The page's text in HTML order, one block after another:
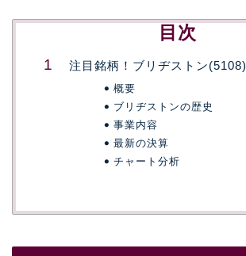
目次
注目銘柄！ブリヂストン(5108)
概要
ブリヂストンの歴史
事業内容
最新の決算
チャート分析